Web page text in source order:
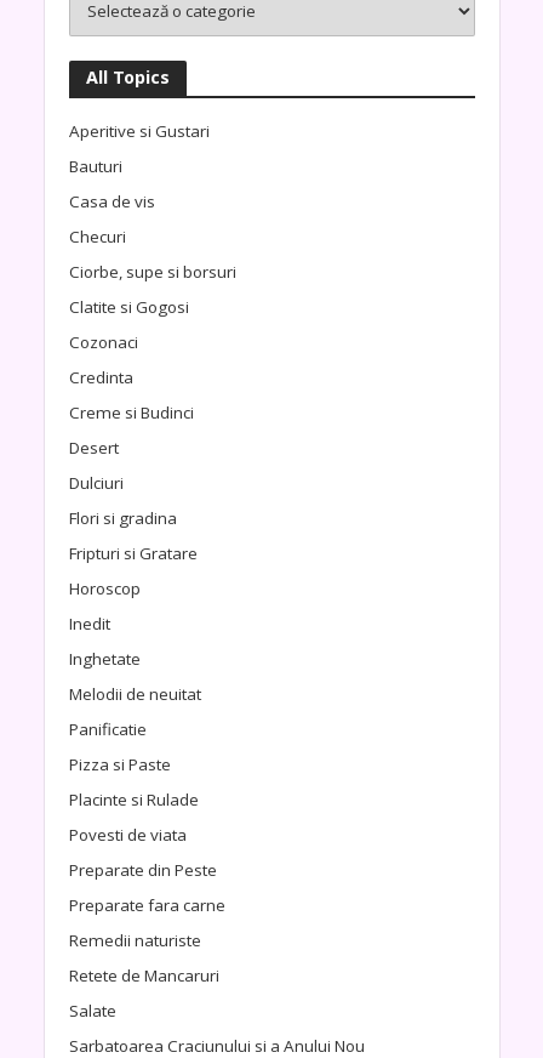
All Topics
Aperitive si Gustari
Bauturi
Casa de vis
Checuri
Ciorbe, supe si borsuri
Clatite si Gogosi
Cozonaci
Credinta
Creme si Budinci
Desert
Dulciuri
Flori si gradina
Fripturi si Gratare
Horoscop
Inedit
Inghetate
Melodii de neuitat
Panificatie
Pizza si Paste
Placinte si Rulade
Povesti de viata
Preparate din Peste
Preparate fara carne
Remedii naturiste
Retete de Mancaruri
Salate
Sarbatoarea Craciunului si a Anului Nou